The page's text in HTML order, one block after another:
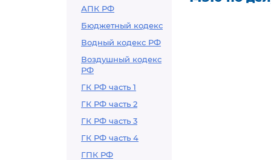
АПК РФ
Бюджетный кодекс
Водный кодекс РФ
Воздушный кодекс
РФ
ГК РФ часть 1
ГК РФ часть 2
ГК РФ часть 3
ГК РФ часть 4
ГПК РФ